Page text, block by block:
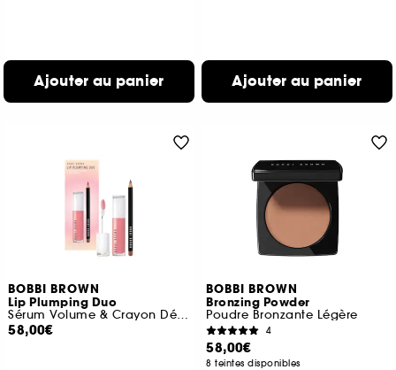
Ajouter au panier Ajouter au panier
BOBBI BROWN
Lip Plumping Duo
Sérum Volume & Crayon Définition
58,00€
BOBBI BROWN
Bronzing Powder
Poudre Bronzante Légère
4
58,00€
8 teintes disponibles